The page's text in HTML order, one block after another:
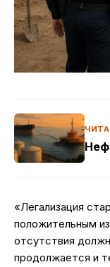
«Легализация
положительным
отсутствия
продолжается и